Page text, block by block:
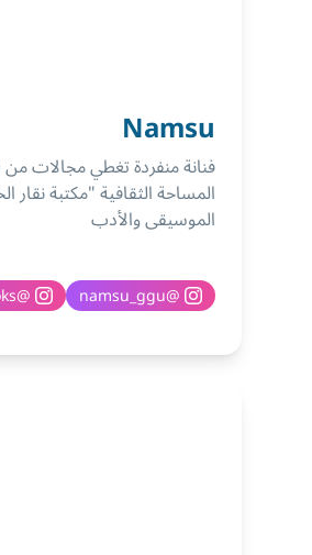
Namsu
فنانة منفردة تغطي مجالات من
المساحة الثقافية "مكتبة
الموسيقى والأدب
@
namsu_ggu
@